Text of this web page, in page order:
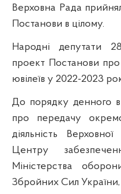
Верховна Рада
Постанови в цілому.
Народні депутати
проект Постанови про
ювілеїв у 2022-2023
До порядку денного
про передачу
діяльність
Центру
Міністерства
Збройних Сил